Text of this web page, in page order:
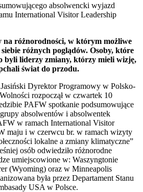
absolwencki wyjazd
International Visitor Leadership
różnorodności, w którym możliwe
różnych poglądów. Osoby, które
byli liderzy zmiany, którzy mieli wizję,
świat do przodu.
Dyrektor Programowy w Polsko-
rozpoczął w czwartek 10
PAFW spotkanie podsumowujące
absolwentów i absolwentek
w ramach International Visitor
maju i w czerwcu br. w ramach wizyty
lokalne a zmiany klimatyczne”
osób odwiedziło różnorodne
umiejscowione w: Waszyngtonie
(Wyoming) oraz w Minneapolis
była przez Departament Stanu
USA w Polsce.